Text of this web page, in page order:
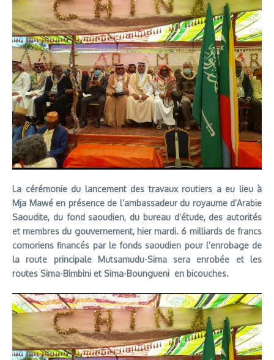
La cérémonie du lancement des travaux routiers a eu lieu à
Mja Mawé en présence de l’ambassadeur du royaume d’Arabie
Saoudite, du fond saoudien, du bureau d’étude, des autorités
et membres du gouvernement, hier mardi. 6 milliards de francs
comoriens financés par le fonds saoudien pour l’enrobage de
la route principale Mutsamudu-Sima sera enrobée et les
routes Sima-Bimbini et Sima-Boungueni en bicouches.